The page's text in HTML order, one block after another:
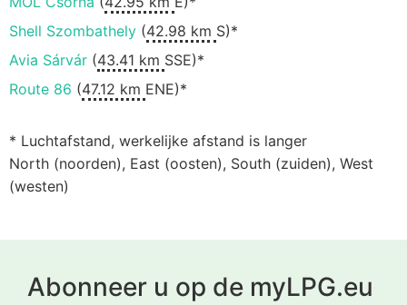
Shell Szombathely (42.98 km S)*
Avia Sárvár (43.41 km SSE)*
Route 86 (47.12 km ENE)*
* Luchtafstand, werkelijke afstand is langer
North (noorden), East (oosten), South (zuiden), West
(westen)
Abonneer u op de myLPG.eu